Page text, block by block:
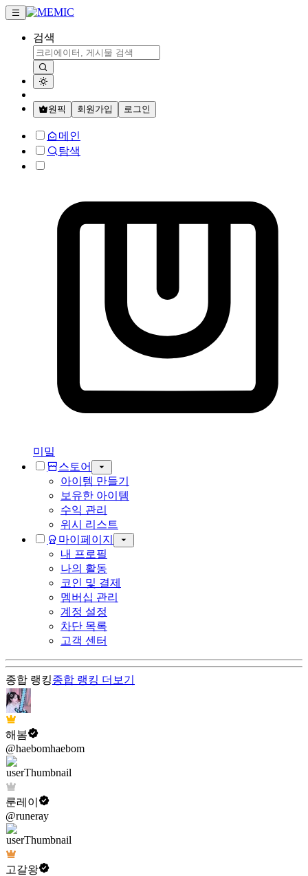
검색
원픽 회원가입 로그인
메인
탐색
미밐
스토어
아이템 만들기
보유한 아이템
수익 관리
위시 리스트
마이페이지
내 프로필
나의 활동
코인 및 결제
멤버십 관리
계정 설정
차단 목록
고객 센터
종합 랭킹종합 랭킹 더보기
해봄
@haebomhaebom
룬레이
@runeray
고갈왕